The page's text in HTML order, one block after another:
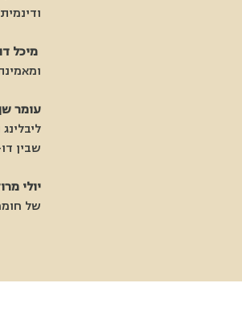
מיכל דוד,
עומר
שבין
יולי
של